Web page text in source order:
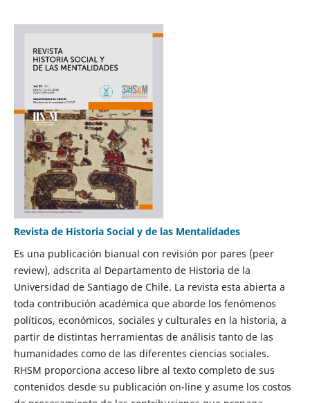
Revista de Historia Social y de las Mentalidades
Es una publicación bianual con revisión por pares (peer
review), adscrita al Departamento de Historia de la
Universidad de Santiago de Chile. La revista esta abierta a
toda contribución académica que aborde los fenómenos
políticos, económicos, sociales y culturales en la historia, a
partir de distintas herramientas de análisis tanto de las
humanidades como de las diferentes ciencias sociales.
RHSM proporciona acceso libre al texto completo de sus
contenidos desde su publicación on-line y asume los costos